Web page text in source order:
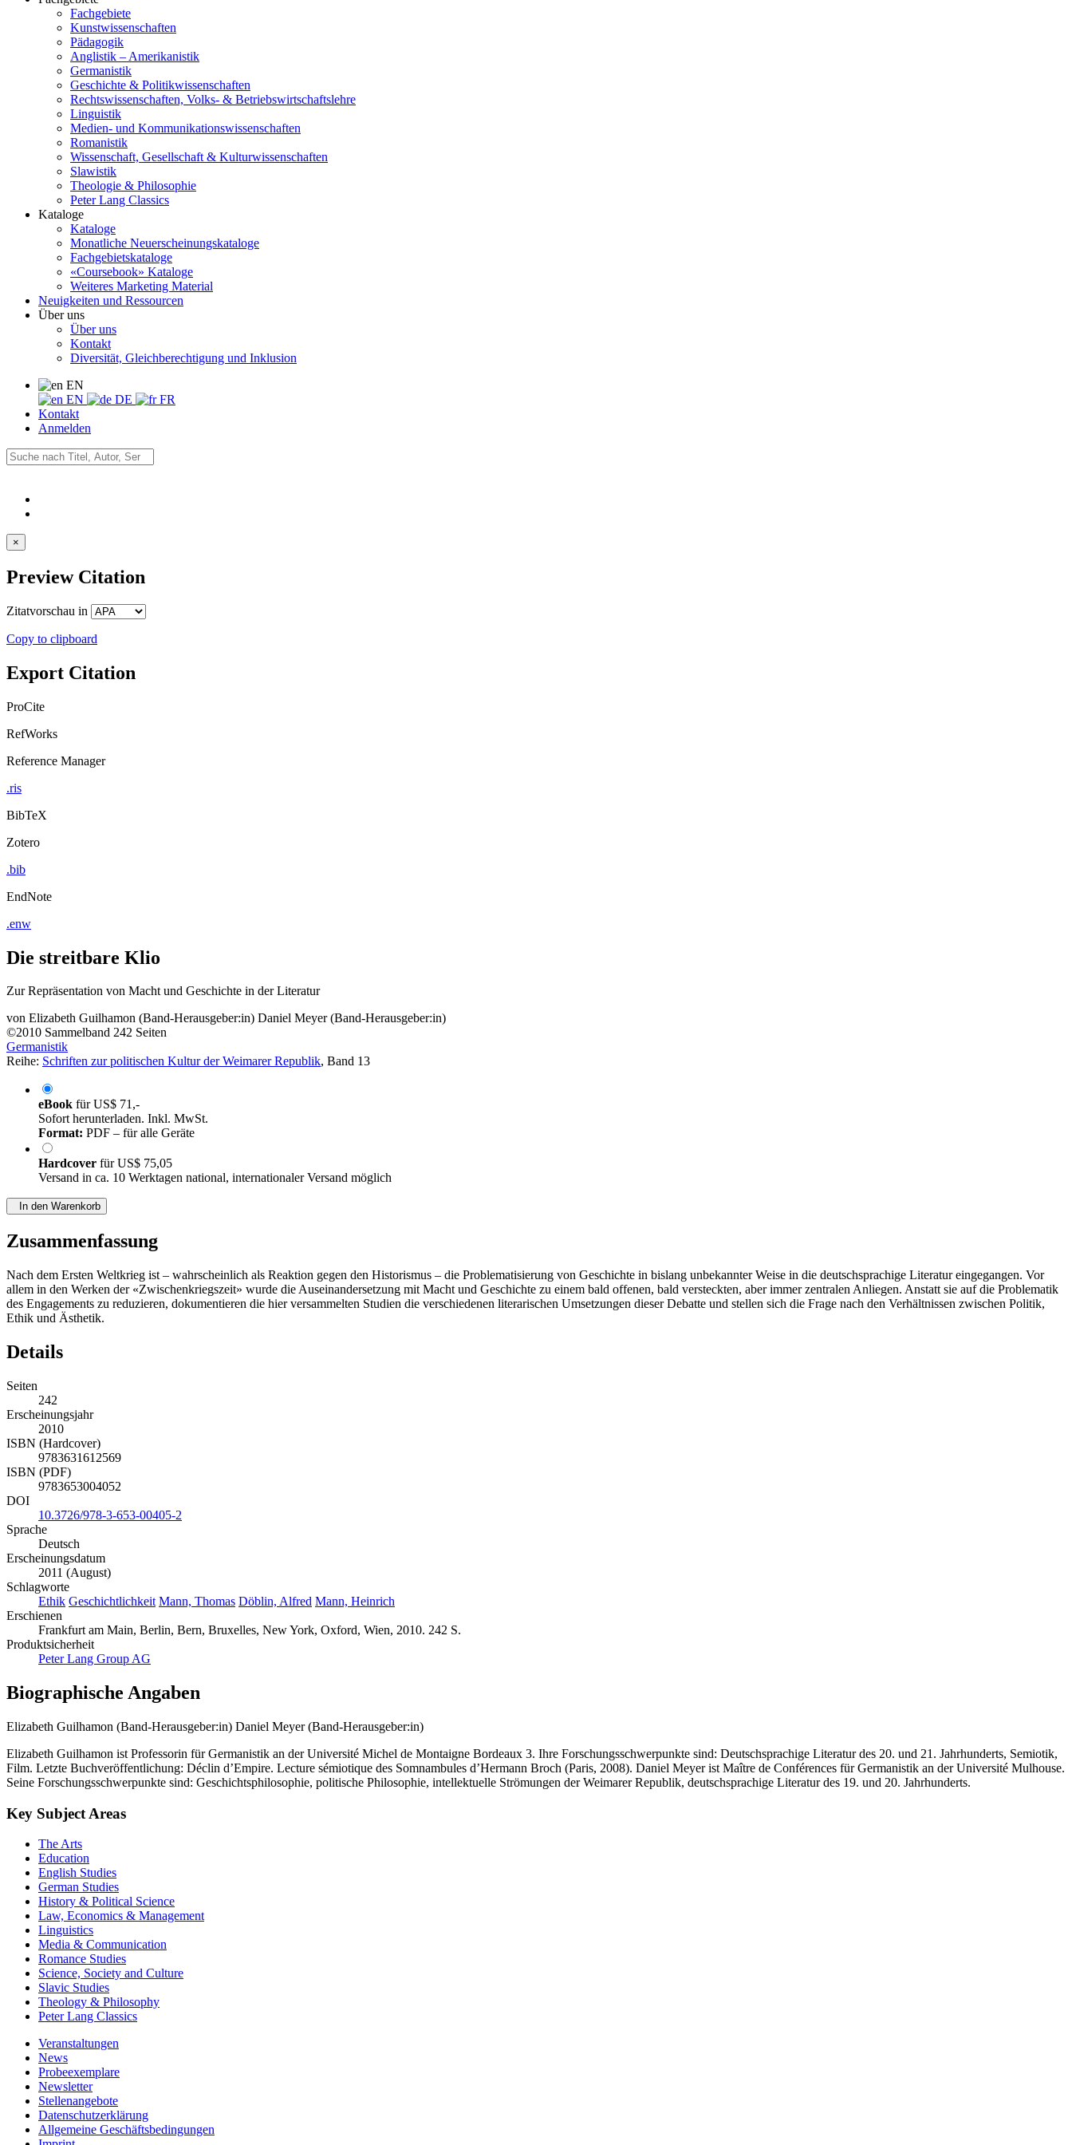
Fachgebiete
Kunstwissenschaften
Pädagogik
Anglistik – Amerikanistik
Germanistik
Geschichte & Politikwissenschaften
Rechtswissenschaften, Volks- & Betriebswirtschaftslehre
Linguistik
Medien- und Kommunikationswissenschaften
Romanistik
Wissenschaft, Gesellschaft & Kulturwissenschaften
Slawistik
Theologie & Philosophie
Peter Lang Classics
Kataloge
Kataloge
Monatliche Neuerscheinungskataloge
Fachgebietskataloge
«Coursebook» Kataloge
Weiteres Marketing Material
Neuigkeiten und Ressourcen
Über uns
Über uns
Kontakt
Diversität, Gleichberechtigung und Inklusion
EN
EN
DE
FR
Kontakt
Anmelden
×
Preview Citation
Zitatvorschau in
Copy to clipboard
Export Citation
ProCite
RefWorks
Reference Manager
.ris
BibTeX
Zotero
.bib
EndNote
.enw
Die streitbare Klio
Zur Repräsentation von Macht und Geschichte in der Literatur
von Elizabeth Guilhamon (Band-Herausgeber:in) Daniel Meyer (Band-Herausgeber:in)
©2010 Sammelband 242 Seiten
Germanistik
Reihe: Schriften zur politischen Kultur der Weimarer Republik, Band 13
eBook fürUS$ 71,-
Sofort herunterladen. Inkl. MwSt.
Format: PDF – für alle Geräte
Hardcover fürUS$ 75,05
Versand in ca. 10 Werktagen national, internationaler Versand möglich
In den Warenkorb
Zusammenfassung
Nach dem Ersten Weltkrieg ist – wahrscheinlich als Reaktion gegen den Historismus – die Problematisierung von Geschichte in bislang unbekannter Weise in die deutschsprachige Literatur eingegangen. Vor
allem in den Werken der «Zwischenkriegszeit» wurde die Auseinandersetzung mit Macht und Geschichte zu einem bald offenen, bald versteckten, aber immer zentralen Anliegen. Anstatt sie auf die Problematik
des Engagements zu reduzieren, dokumentieren die hier versammelten Studien die verschiedenen literarischen Umsetzungen dieser Debatte und stellen sich die Frage nach den Verhältnissen zwischen Politik,
Ethik und Ästhetik.
Details
Seiten
242
Erscheinungsjahr
2010
ISBN (Hardcover)
9783631612569
ISBN (PDF)
9783653004052
DOI
10.3726/978-3-653-00405-2
Sprache
Deutsch
Erscheinungsdatum
2011 (August)
Schlagworte
Ethik Geschichtlichkeit Mann, Thomas Döblin, Alfred Mann, Heinrich
Erschienen
Frankfurt am Main, Berlin, Bern, Bruxelles, New York, Oxford, Wien, 2010. 242 S.
Produktsicherheit
Peter Lang Group AG
Biographische Angaben
Elizabeth Guilhamon (Band-Herausgeber:in) Daniel Meyer (Band-Herausgeber:in)
Elizabeth Guilhamon ist Professorin für Germanistik an der Université Michel de Montaigne Bordeaux 3. Ihre Forschungsschwerpunkte sind: Deutschsprachige Literatur des 20. und 21. Jahrhunderts, Semiotik,
Film. Letzte Buchveröffentlichung: Déclin d’Empire. Lecture sémiotique des Somnambules d’Hermann Broch (Paris, 2008). Daniel Meyer ist Maître de Conférences für Germanistik an der Université Mulhouse.
Seine Forschungsschwerpunkte sind: Geschichtsphilosophie, politische Philosophie, intellektuelle Strömungen der Weimarer Republik, deutschsprachige Literatur des 19. und 20. Jahrhunderts.
Key Subject Areas
The Arts
Education
English Studies
German Studies
History & Political Science
Law, Economics & Management
Linguistics
Media & Communication
Romance Studies
Science, Society and Culture
Slavic Studies
Theology & Philosophy
Peter Lang Classics
Veranstaltungen
News
Probeexemplare
Newsletter
Stellenangebote
Datenschutzerklärung
Allgemeine Geschäftsbedingungen